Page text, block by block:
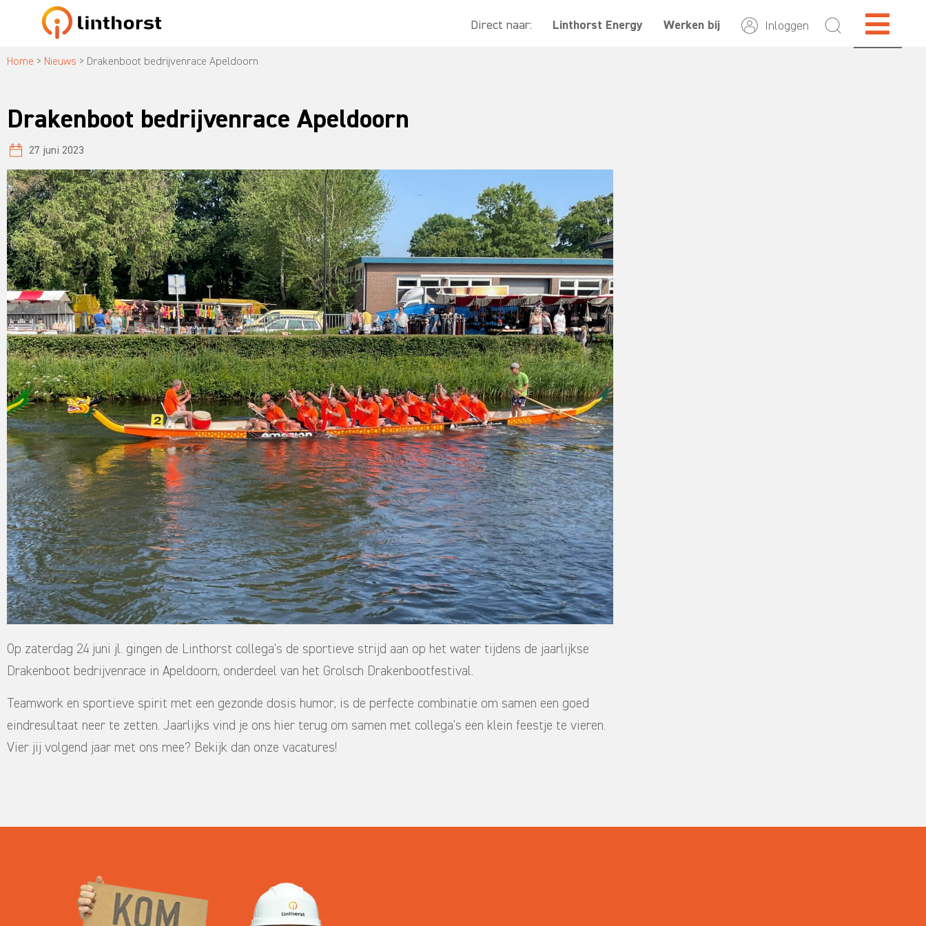
Direct naar: Linthorst Energy Werken bij Inloggen
Home > Nieuws > Drakenboot bedrijvenrace Apeldoorn
Drakenboot bedrijvenrace Apeldoorn
27 juni 2023
Op zaterdag 24 juni jl. gingen de Linthorst collega’s de sportieve strijd aan op het water tijdens de jaarlijkse
Drakenboot bedrijvenrace in Apeldoorn, onderdeel van het Grolsch Drakenbootfestival.
Teamwork en sportieve spirit met een gezonde dosis humor, is de perfecte combinatie om samen een goed
eindresultaat neer te zetten. Jaarlijks vind je ons hier terug om samen met collega’s een klein feestje te vieren.
Vier jij volgend jaar met ons mee? Bekijk dan onze vacatures!